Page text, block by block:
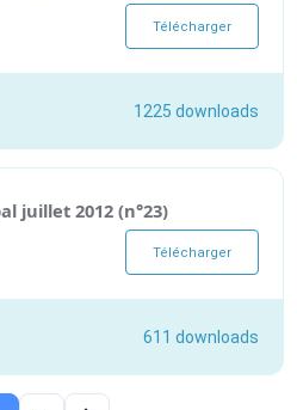
Télécharger
1225 downloads
juillet 2012 (n°23)
Télécharger
611 downloads